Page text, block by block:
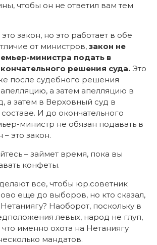
чтобы он не ответил вам тем
закон, но это работает в обе
от министров, закон не
министра подать в
решения суда. Это
после судебного решения
а затем апелляцию в
а затем в Верховный суд в
И до окончательного
министр не обязан подавать в
– это закон.
– займет время, пока вы
конфеты.
все, чтобы юр.советник
еще до выборов, но кто сказал,
Нетаниягу? Наоборот, поскольку в
левых, народ не глуп,
что именно охота на Нетаниягу
мандатов.